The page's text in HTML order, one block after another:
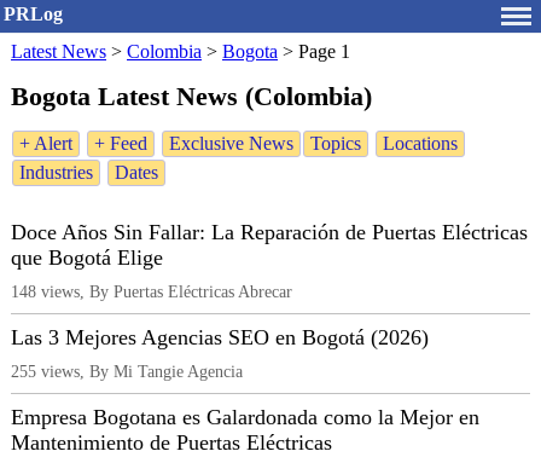
PRLog
Latest News > Colombia > Bogota > Page 1
Bogota Latest News (Colombia)
+ Alert + Feed Exclusive News Topics
Locations
Industries
Dates
Doce Años Sin Fallar: La Reparación de Puertas Eléctricas
que Bogotá Elige
148 views, By Puertas Eléctricas Abrecar
Las 3 Mejores Agencias SEO en Bogotá (2026)
255 views, By Mi Tangie Agencia
Empresa Bogotana es Galardonada como la Mejor en
Mantenimiento de Puertas Eléctricas